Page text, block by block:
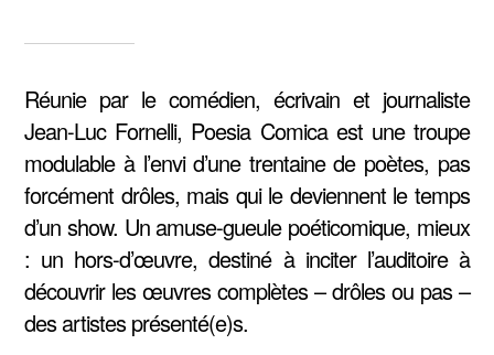
Réunie par le comédien, écrivain et journaliste
Jean-Luc Fornelli, Poesia Comica est une troupe
modulable à l’envi d’une trentaine de poètes, pas
forcément drôles, mais qui le deviennent le temps
d’un show. Un amuse-gueule poéticomique, mieux
: un hors-d’œuvre, destiné à inciter l’auditoire à
découvrir les œuvres complètes – drôles ou pas –
des artistes présenté(e)s.